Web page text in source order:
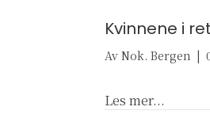
Kvinnene i
Av Nok. Bergen |
Les mer...